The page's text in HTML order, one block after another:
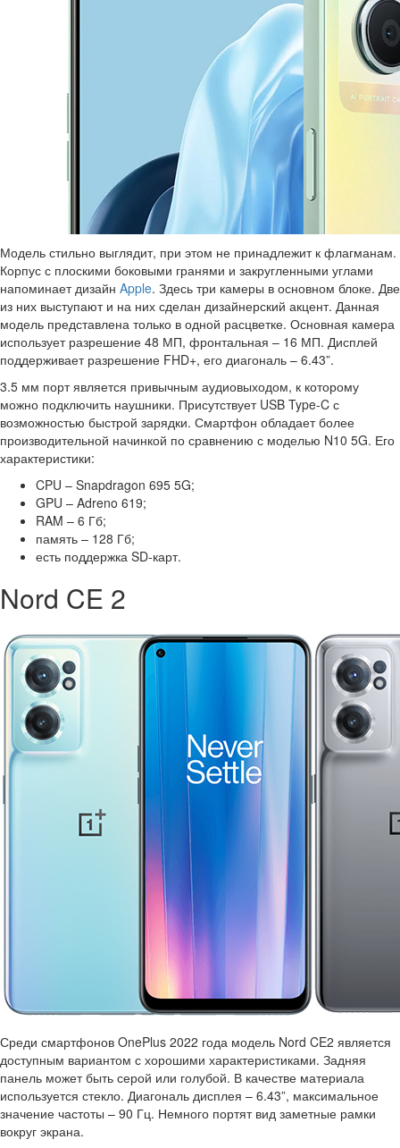
Модель стильно выглядит, при этом не принадлежит к флагманам.
Корпус с плоскими боковыми гранями и закругленными углами
напоминает дизайн Apple. Здесь три камеры в основном блоке. Две
из них выступают и на них сделан дизайнерский акцент. Данная
модель представлена только в одной расцветке. Основная камера
использует разрешение 48 МП, фронтальная – 16 МП. Дисплей
поддерживает разрешение FHD+, его диагональ – 6.43”.
3.5 мм порт является привычным аудиовыходом, к которому
можно подключить наушники. Присутствует USB Type-C с
возможностью быстрой зарядки. Смартфон обладает более
производительной начинкой по сравнению с моделью N10 5G. Его
характеристики:
CPU – Snapdragon 695 5G;
GPU – Adreno 619;
RAM – 6 Гб;
память – 128 Гб;
есть поддержка SD-карт.
Nord CE 2
Среди смартфонов OnePlus 2022 года модель Nord CE2 является
доступным вариантом с хорошими характеристиками. Задняя
панель может быть серой или голубой. В качестве материала
используется стекло. Диагональ дисплея – 6.43”, максимальное
значение частоты – 90 Гц. Немного портят вид заметные рамки
вокруг экрана.